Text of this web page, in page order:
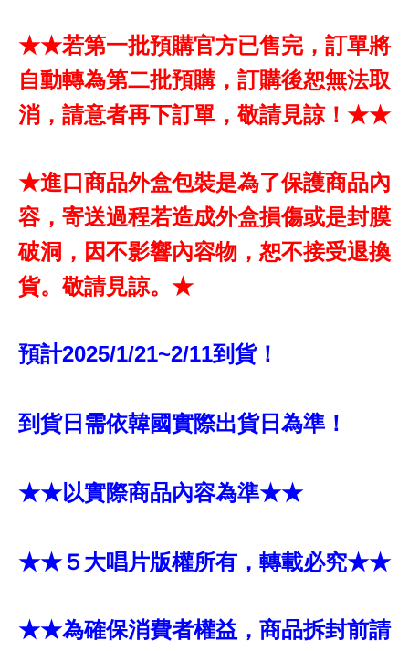
★★若第一批預購官方已售完，訂單將
自動轉為第二批預購，訂購後恕無法取
消，請意者再下訂單，敬請見諒！★★
★進口商品外盒包裝是為了保護商品內
容，寄送過程若造成外盒損傷或是封膜
破洞，因不影響內容物，恕不接受退換
貨。敬請見諒。★
預計2025/1/21~2/11到貨！
到貨日需依韓國實際出貨日為準！
★★以實際商品內容為準★★
★★５大唱片版權所有，轉載必究★★
★★為確保消費者權益，商品拆封前請